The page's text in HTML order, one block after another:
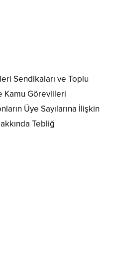
Sendikaları ve Toplu
Kamu Görevlileri
Üye Sayılarına İlişkin
Tebliğ